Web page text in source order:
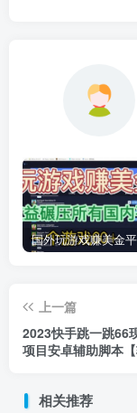
上一篇
2023快手跳一跳66
项目安卓辅助脚本
相关推荐